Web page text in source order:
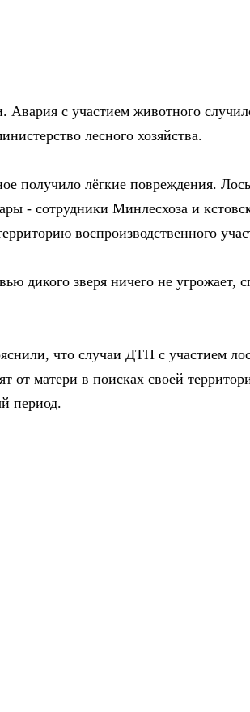
Авария с участием животного
лесного хозяйства.
получило лёгкие повреждения.
- сотрудники Минлесхоза и
воспроизводственного
дикого зверя ничего не угрожает,
что случаи ДТП с участием
от матери в поисках своей
период.